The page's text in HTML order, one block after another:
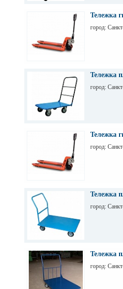
Тележка
город:
Тележка
город:
Тележка
город:
Тележка
город:
Тележка
город: